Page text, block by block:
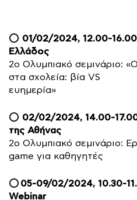
⭕ 01/02/2024, 12.00-16.00
Ελλάδος
2ο Ολυμπιακό σεμινάριο:
στα σχολεία: βία VS
ευημερία»
⭕ 02/02/2024, 14.00-
της Αθήνας
2ο Ολυμπιακό σεμινάριο:
game για καθηγητές
⭕ 05-09/02/2024, 10.30-
Webinar